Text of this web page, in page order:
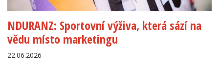
NDURANZ: Sportovní výživa, která sází na
vědu místo marketingu
22.06.2026